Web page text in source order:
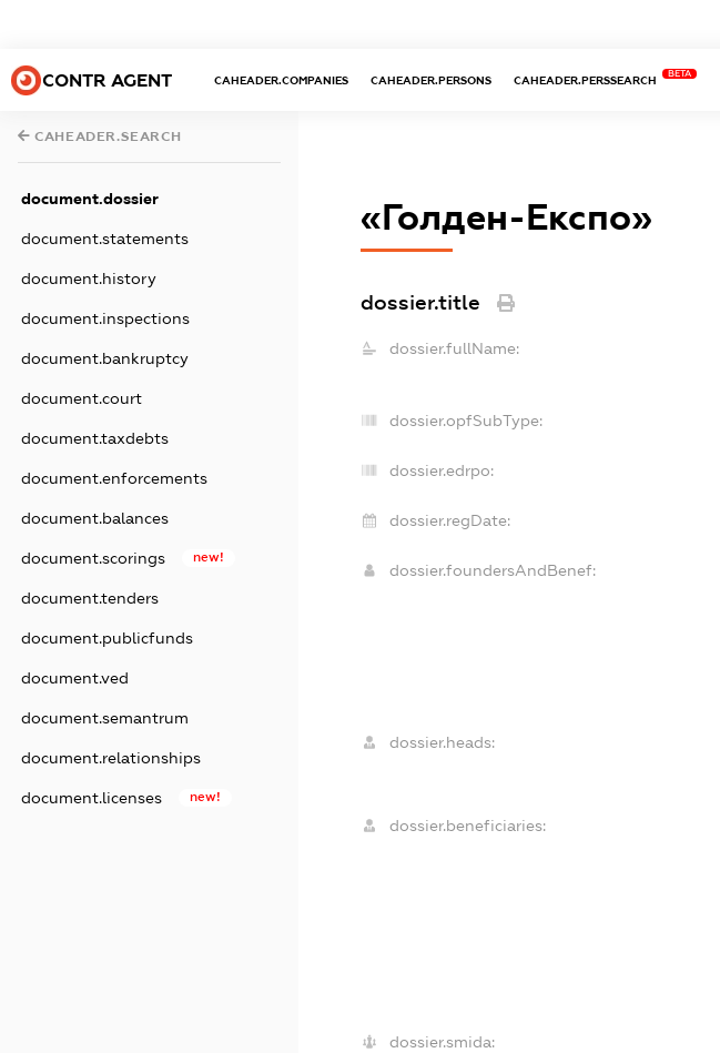
CONTR AGENT CAHEADER.COMPANIES CAHEADER.PERSONS CAHEADER.PERSSEARCH
BETA
CAHEADER.SEARCH
document.dossier
document.statements
document.history
document.inspections
document.bankruptcy
document.court
document.taxdebts
document.enforcements
document.balances
document.scorings new!
document.tenders
document.publicfunds
document.ved
document.semantrum
document.relationships
document.licenses new!
«Голден-Експо»
dossier.title
dossier.fullName:
dossier.opfSubType:
dossier.edrpo:
dossier.regDate:
dossier.foundersAndBenef:
dossier.heads:
dossier.beneficiaries:
dossier.smida: